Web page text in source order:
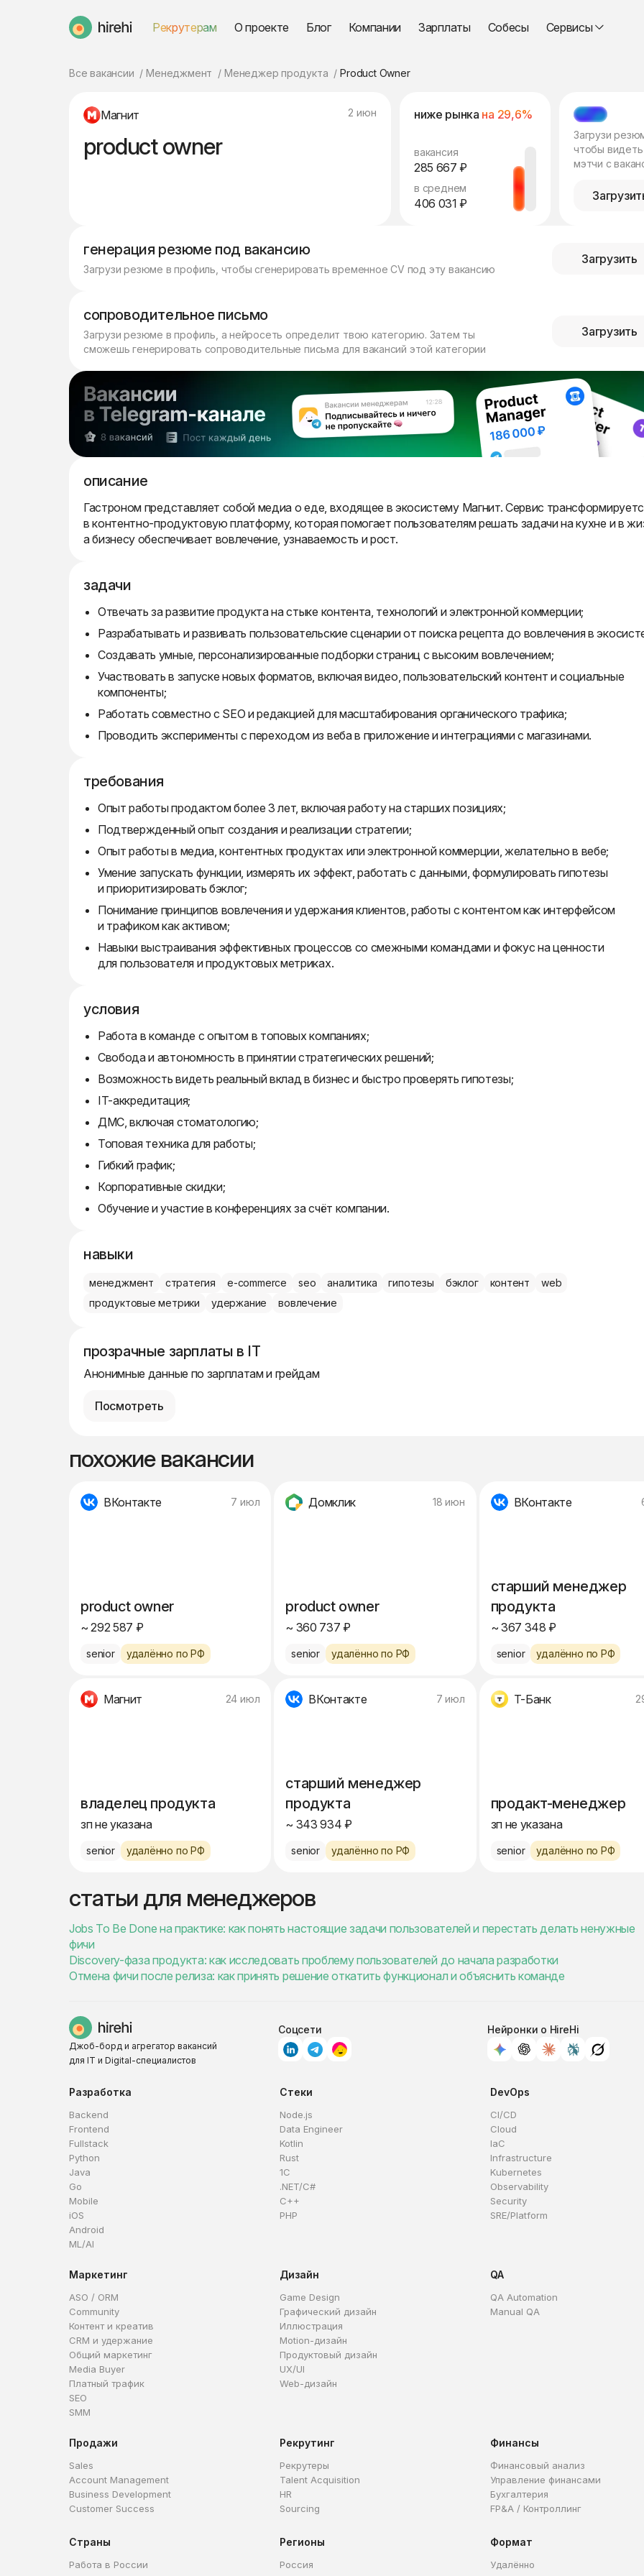
HireHi Рекрутерам О проекте Блог Компании Зарплаты Собесы Сервисы
Все вакансии Менеджмент Менеджер продукта Product Owner
Магнит 2 июн
product owner
ниже рынка на 29,6%
вакансия
285 667 ₽
в среднем
406 031 ₽
МЭТЧ
Загрузи
чтобы видеть
мэтчи с
генерация резюме под вакансию
Загрузи резюме в профиль, чтобы сгенерировать временное CV под эту вакансию
Загрузить
сопроводительное письмо
Загрузи резюме в профиль, а нейросеть определит твою категорию. Затем ты
сможешь генерировать сопроводительные письма для вакансий этой категории
Загрузить
описание
Гастроном представляет собой медиа о еде, входящее в экосистему Магнит. Сервис
в контентно-продуктовую платформу, которая помогает пользователям решать задачи на кухне и в
а бизнесу обеспечивает вовлечение, узнаваемость и рост.
задачи
Отвечать за развитие продукта на стыке контента, технологий и электронной коммерции;
Разрабатывать и развивать пользовательские сценарии от поиска рецепта до вовлечения в
Создавать умные, персонализированные подборки страниц с высоким вовлечением;
Участвовать в запуске новых форматов, включая видео, пользовательский контент и социальные
компоненты;
Работать совместно с SEO и редакцией для масштабирования органического трафика;
Проводить эксперименты с переходом из веба в приложение и интеграциями с магазинами.
требования
Опыт работы продактом более 3 лет, включая работу на старших позициях;
Подтвержденный опыт создания и реализации стратегии;
Опыт работы в медиа, контентных продуктах или электронной коммерции, желательно в вебе;
Умение запускать функции, измерять их эффект, работать с данными, формулировать гипотезы
и приоритизировать бэклог;
Понимание принципов вовлечения и удержания клиентов, работы с контентом как интерфейсом
и трафиком как активом;
Навыки выстраивания эффективных процессов со смежными командами и фокус на ценности
для пользователя и продуктовых метриках.
условия
Работа в команде с опытом в топовых компаниях;
Свобода и автономность в принятии стратегических решений;
Возможность видеть реальный вклад в бизнес и быстро проверять гипотезы;
IT-аккредитация;
ДМС, включая стоматологию;
Топовая техника для работы;
Гибкий график;
Корпоративные скидки;
Обучение и участие в конференциях за счёт компании.
навыки
менеджмент стратегия e-commerce seo аналитика гипотезы бэклог контент
web
продуктовые метрики
удержание вовлечение
прозрачные зарплаты в IT
Анонимные данные по зарплатам и грейдам
Посмотреть
похожие вакансии
ВКонтакте 7 июл
product owner
~ 292 587 ₽
senior удалённо по РФ
Домклик 18 июн
product owner
~ 360 737 ₽
senior удалённо по РФ
ВКонтакте
старший менеджер
продукта
~ 367 348 ₽
senior удалённо по РФ
Магнит 24 июл
владелец продукта
зп не указана
senior удалённо по РФ
ВКонтакте 7 июл
старший менеджер
продукта
~ 343 934 ₽
senior удалённо по РФ
Т-Банк
продакт-менеджер
зп не указана
senior удалённо по РФ
статьи для менеджеров
Jobs To Be Done на практике: как понять настоящие задачи пользователей и перестать делать ненужные
фичи
Discovery-фаза продукта: как исследовать проблему пользователей до начала разработки
Отмена фичи после релиза: как принять решение откатить функционал и объяснить команде
Джоб-борд и агрегатор вакансий
для IT и Digital-специалистов
Соцсети Нейронки о HireHi
Разработка
Backend
Frontend
Fullstack
Python
Java
Go
Mobile
iOS
Android
ML/AI
Стеки
Node.js
Data Engineer
Kotlin
Rust
1C
.NET/C#
C++
PHP
DevOps
CI/CD
Cloud
IaC
Infrastructure
Kubernetes
Observability
Security
SRE/Platform
Маркетинг
ASO / ORM
Community
Контент и креатив
CRM и удержание
Общий маркетинг
Media Buyer
Платный трафик
SEO
SMM
Дизайн
Game Design
Графический дизайн
Иллюстрация
Motion-дизайн
Продуктовый дизайн
UX/UI
Web-дизайн
QA
QA Automation
Manual QA
Продажи
Sales
Account Management
Business Development
Customer Success
Рекрутинг
Рекрутеры
Talent Acquisition
HR
Sourcing
Финансы
Финансовый анализ
Управление финансами
Бухгалтерия
FP&A / Контроллинг
Страны
Работа в России
Регионы
Россия
Формат
Удалённо